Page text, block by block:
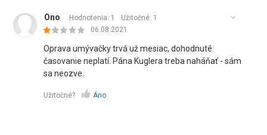
Ono Hodnotenia: 1 Užitočné: 1
06.08.2021
Oprava umývačky trvá už mesiac, dohodnuté
časovanie neplatí. Pána Kuglera treba naháňať - sám
sa neozve.
Užitočné? Áno